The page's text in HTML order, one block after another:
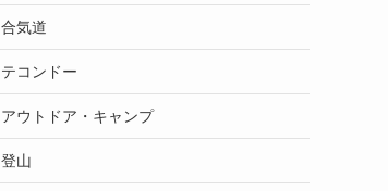
合気道
テコンドー
アウトドア・キャンプ
登山